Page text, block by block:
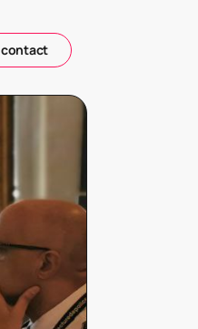
contact